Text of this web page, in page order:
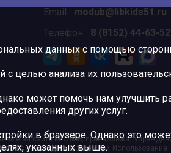
Email: modub@libkids51.ru
Телефон: 8 (8152) 44-63-52
на сайте МОДЮБ, принадлежат
с законодательством РФ. Использование
данных с помощью
анализа их
может помочь нам улучшить
других услуг.
в браузере. Однако это
указанных выше.